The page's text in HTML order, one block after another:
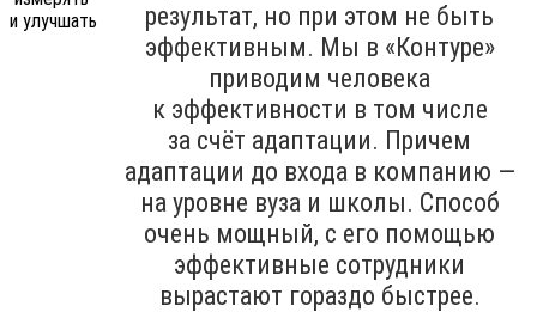
результат, но при этом не быть
эффективным. Мы в «Контуре»
приводим человека
к эффективности в том числе
за счёт адаптации. Причем
адаптации до входа в компанию —
на уровне вуза и школы. Способ
очень мощный, с его помощью
эффективные сотрудники
вырастают гораздо быстрее.